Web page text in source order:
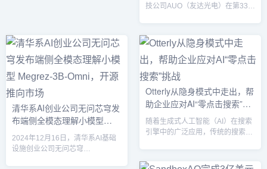
动力。AI技术突破：多场景应用塑
造未来本次大会上，TCL重磅发布
了 “全领域全场景AI应用解决方
能操作、AI仿真、小T中控大模
型、...
技公司AUO（友达光电）在第33届
“太阳能光伏模块清洁机器人
SunCleanBots”和“太阳能监控系统
SunVeillance”获得银奖，彰显其在
技术创新和质量卓越方面的强大实
力。此次获奖的三款产品分别展示
了AUO在智能出行、可再生能源和
智能制造领域的领先技术。除此之
清华系AI创业公司无问芯穹发
布端侧全模态理解小模型
Megrez-3B-Omni，开源推向
市场
2024年12月16日，清华系AI基础
设施创业公司无问芯穹
Otterly从隐身模式中走出，帮
助企业应对AI“零点击搜索”挑
战
随着生成式人工智能（AI）在搜索
引擎中的广泛应用，传统的搜索流
对这一问题，奥地利初创公司